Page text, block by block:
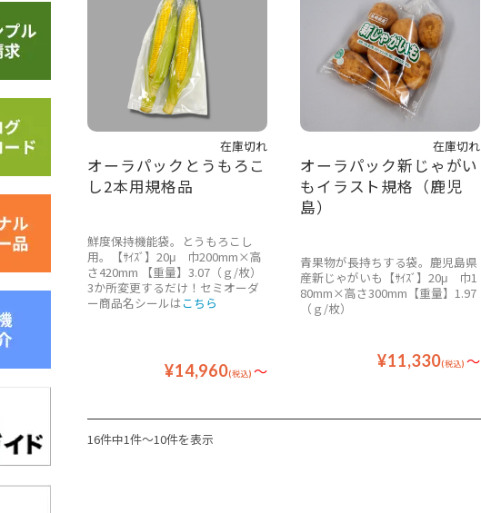
在庫切れ
オーラパックとうもろこ
し2本用規格品
¥14,960(税込) ～
鮮度保持機能袋。とうもろこし
用。【ｻｲｽﾞ】20μ 巾200mm×高
さ420mm 【重量】3.07（ｇ/枚）
3か所変更するだけ！ セミオーダ
ー商品名シールはこちら
在庫切れ
オーラパック新じゃがい
もイラスト規格（鹿児
島）
¥11,330(税込) ～
青果物が長持ちする袋。鹿児島県
産新じゃがいも【ｻｲｽﾞ】20μ 巾1
80mm×高さ300mm【重量】1.97
（ｇ/枚）
16件中1件～10件を表示